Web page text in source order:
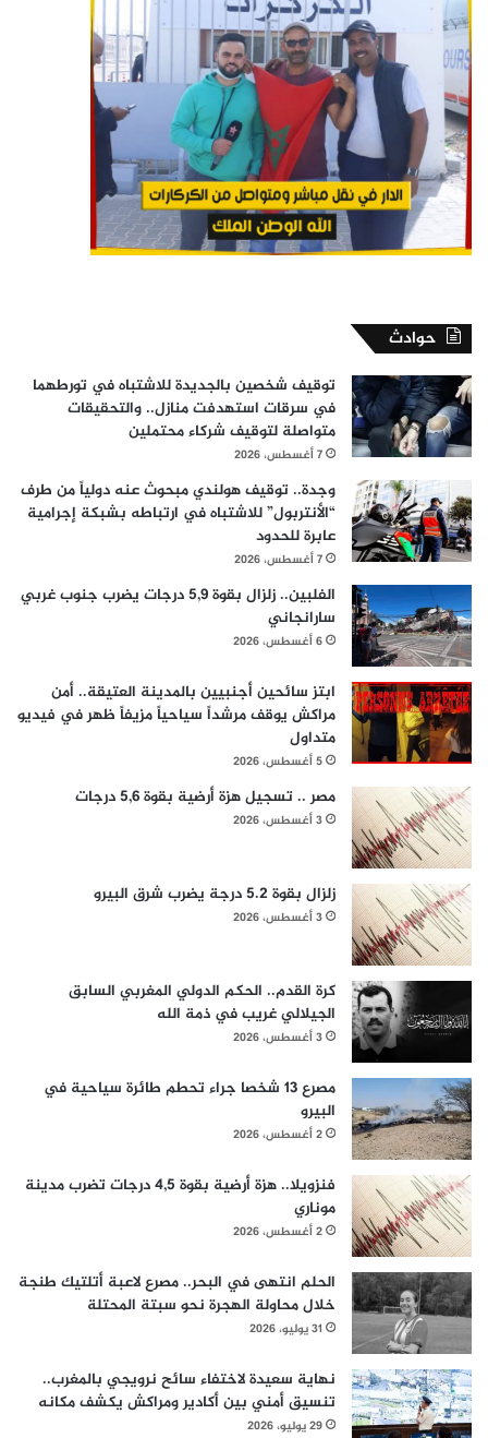
حوادث
توقيف شخصين بالجديدة للاشتباه في تورطهما
في سرقات استهدفت منازل.. والتحقيقات
متواصلة لتوقيف شركاء محتملين
7 أغسطس، 2026
وجدة.. توقيف هولندي مبحوث عنه دولياً من طرف
“الأنتربول” للاشتباه في ارتباطه بشبكة إجرامية
عابرة للحدود
7 أغسطس، 2026
الفلبين.. زلزال بقوة 5,9 درجات يضرب جنوب غربي
سارانجاني
6 أغسطس، 2026
ابتز سائحين أجنبيين بالمدينة العتيقة.. أمن
مراكش يوقف مرشداً سياحياً مزيفاً ظهر في فيديو
متداول
5 أغسطس، 2026
مصر .. تسجيل هزة أرضية بقوة 5,6 درجات
3 أغسطس، 2026
زلزال بقوة 5.2 درجة يضرب شرق البيرو
3 أغسطس، 2026
كرة القدم.. الحكم الدولي المغربي السابق
الجيلالي غريب في ذمة الله
3 أغسطس، 2026
مصرع 13 شخصا جراء تحطم طائرة سياحية في
البيرو
2 أغسطس، 2026
فنزويلا.. هزة أرضية بقوة 4,5 درجات تضرب مدينة
موناري
2 أغسطس، 2026
الحلم انتهى في البحر.. مصرع لاعبة أتلتيك طنجة
خلال محاولة الهجرة نحو سبتة المحتلة
31 يوليو، 2026
نهاية سعيدة لاختفاء سائح نرويجي بالمغرب..
تنسيق أمني بين أكادير ومراكش يكشف مكانه
29 يوليو، 2026